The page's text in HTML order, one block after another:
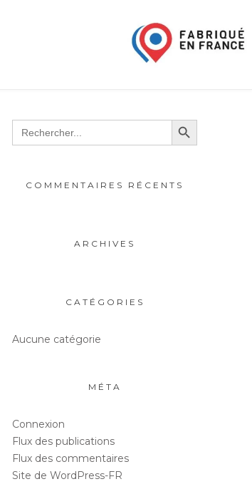
Search
for:
Search Button
COMMENTAIRES RÉCENTS
ARCHIVES
CATÉGORIES
Aucune catégorie
MÉTA
Connexion
Flux des publications
Flux des commentaires
Site de WordPress-FR